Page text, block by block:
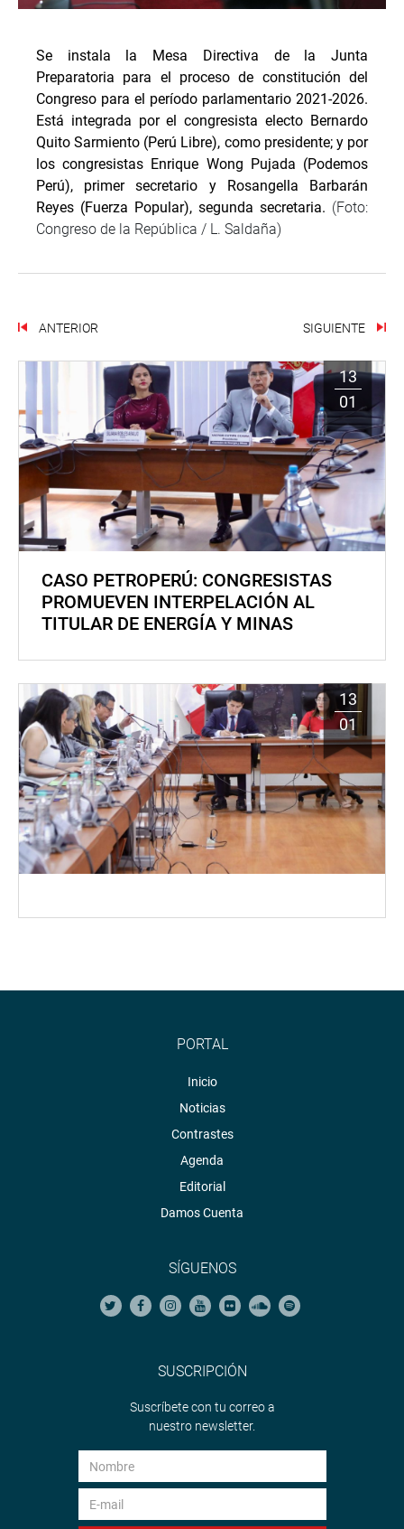
Se instala la Mesa Directiva de la Junta
Preparatoria para el proceso de constitución del
Congreso para el período parlamentario 2021-2026.
Está integrada por el congresista electo Bernardo
Quito Sarmiento (Perú Libre), como presidente; y por
los congresistas Enrique Wong Pujada (Podemos
Perú), primer secretario y Rosangella Barbarán
Reyes (Fuerza Popular), segunda secretaria. (Foto:
Congreso de la República / L. Saldaña)
ANTERIOR SIGUIENTE
13
01
CASO PETROPERÚ: CONGRESISTAS
PROMUEVEN INTERPELACIÓN AL
TITULAR DE ENERGÍA Y MINAS
13
01
PORTAL
Inicio
Noticias
Contrastes
Agenda
Editorial
Damos Cuenta
SÍGUENOS
SUSCRIPCIÓN
Suscríbete con tu correo a
nuestro newsletter.